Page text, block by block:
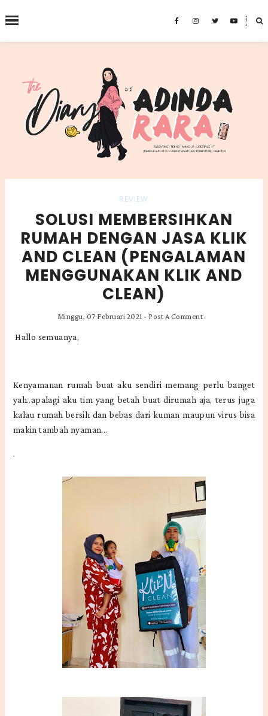
˟
SEARCH THIS BLOG
REVIEW
SOLUSI MEMBERSIHKAN
RUMAH DENGAN JASA KLIK
AND CLEAN (PENGALAMAN
MENGGUNAKAN KLIK AND
CLEAN)
Minggu, 07 Februari 2021 - Post A Comment
Hallo semuanya,
Kenyamanan rumah buat aku sendiri memang perlu banget
yah..apalagi aku tim yang betah buat dirumah aja, terus juga
kalau rumah bersih dan bebas dari kuman maupun virus bisa
makin tambah nyaman...
.